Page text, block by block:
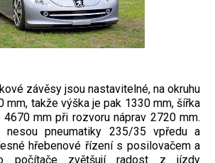
závěsy jsou nastavitelné, na okruhu
takže výška je pak 1330 mm, šířka
mm při rozvoru náprav 2720 mm.
pneumatiky 235/35 vpředu a
hřebenové řízení s posilovačem a
počítače zvětšují radost z jízdy